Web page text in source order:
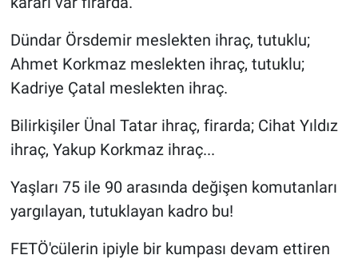
Dündar Örsdemir meslekten ihraç, tutuklu;
Ahmet Korkmaz meslekten ihraç, tutuklu;
Kadriye Çatal meslekten ihraç.
Bilirkişiler Ünal Tatar ihraç, firarda; Cihat Yıldız
ihraç, Yakup Korkmaz ihraç...
Yaşları 75 ile 90 arasında değişen komutanları
yargılayan, tutuklayan kadro bu!
FETÖ'cülerin ipiyle bir kumpası devam ettiren